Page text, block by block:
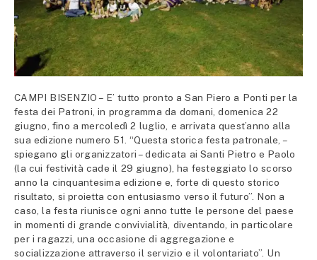
CAMPI BISENZIO – E’ tutto pronto a San Piero a Ponti per la
festa dei Patroni, in programma da domani, domenica 22
giugno, fino a mercoledì 2 luglio, e arrivata quest’anno alla
sua edizione numero 51. “Questa storica festa patronale, –
spiegano gli organizzatori – dedicata ai Santi Pietro e Paolo
(la cui festività cade il 29 giugno), ha festeggiato lo scorso
anno la cinquantesima edizione e, forte di questo storico
risultato, si proietta con entusiasmo verso il futuro”. Non a
caso, la festa riunisce ogni anno tutte le persone del paese
in momenti di grande convivialità, diventando, in particolare
per i ragazzi, una occasione di aggregazione e
socializzazione attraverso il servizio e il volontariato”. Un